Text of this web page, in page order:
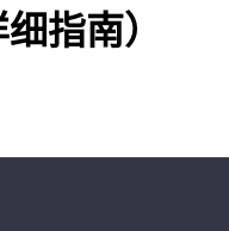
指南）